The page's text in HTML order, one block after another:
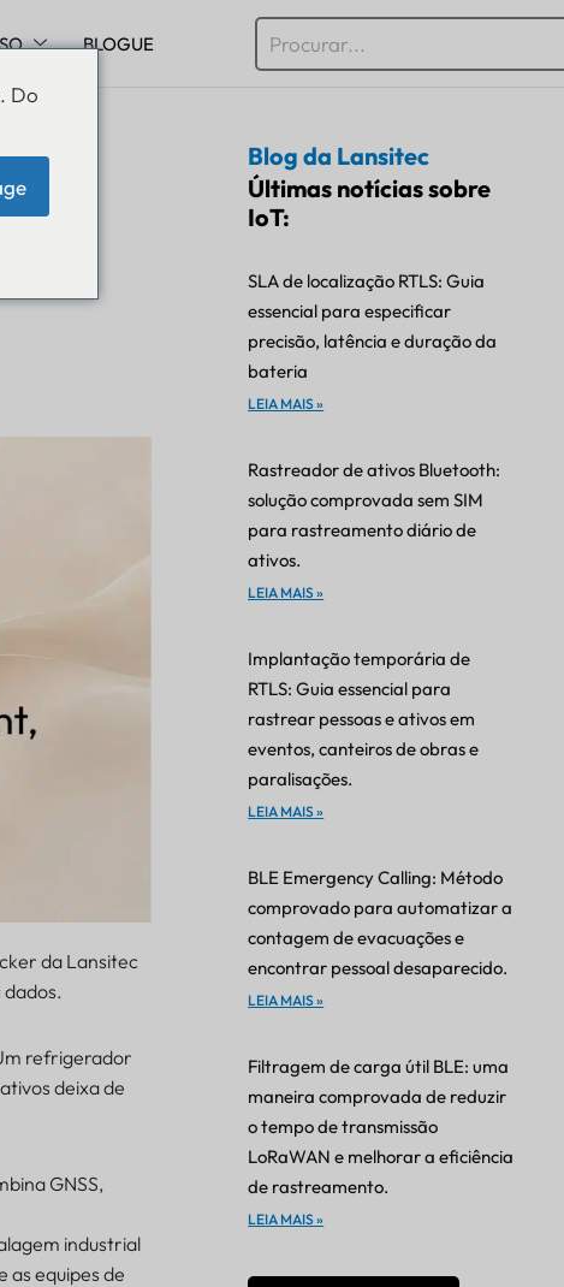
BLOGUE
da Lansitec
refrigerador
deixa de
GNSS,
industrial
as equipes de
Blog da Lansitec
Últimas notícias sobre
IoT:
SLA de localização RTLS: Guia
essencial para especificar
precisão, latência e duração da
bateria
LEIA MAIS »
Rastreador de ativos Bluetooth:
solução comprovada sem SIM
para rastreamento diário de
ativos.
LEIA MAIS »
Implantação temporária de
RTLS: Guia essencial para
rastrear pessoas e ativos em
eventos, canteiros de obras e
paralisações.
LEIA MAIS »
BLE Emergency Calling: Método
comprovado para automatizar a
contagem de evacuações e
encontrar pessoal desaparecido.
LEIA MAIS »
Filtragem de carga útil BLE: uma
maneira comprovada de reduzir
o tempo de transmissão
LoRaWAN e melhorar a eficiência
de rastreamento.
LEIA MAIS »
Do